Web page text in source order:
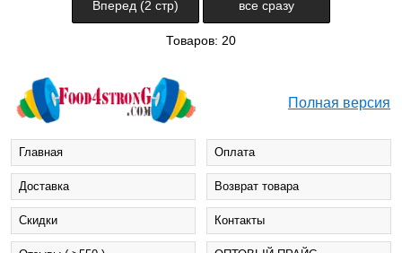
Вперед (2 стр) все сразу
Товаров: 20
Полная версия
Главная Оплата
Доставка Возврат товара
Cкидки Контакты